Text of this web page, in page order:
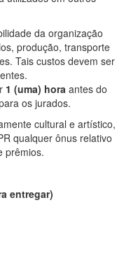
da organização
produção, transporte
Tais custos devem ser
1 (uma) hora antes do
os jurados.
cultural e artístico,
qualquer ônus relativo
prêmios.
entregar)